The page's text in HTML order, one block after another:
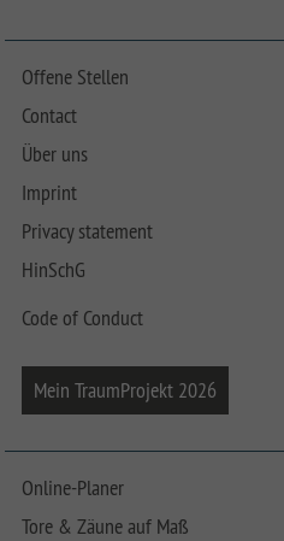
Offene Stellen
Contact
Über uns
Imprint
Privacy statement
HinSchG
Code of Conduct
Mein TraumProjekt 2026
Online-Planer
Tore & Zäune auf Maß